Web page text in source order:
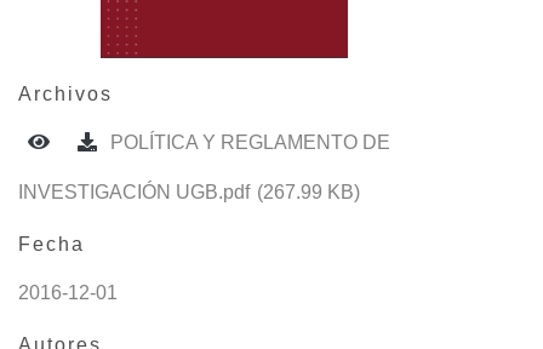
Archivos
POLÍTICA Y REGLAMENTO DE
INVESTIGACIÓN UGB.pdf (267.99 KB)
Fecha
2016-12-01
Autores